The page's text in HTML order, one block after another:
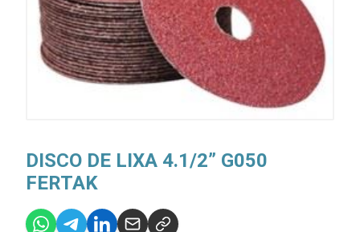
DISCO DE LIXA 4.1/2” G050
FERTAK